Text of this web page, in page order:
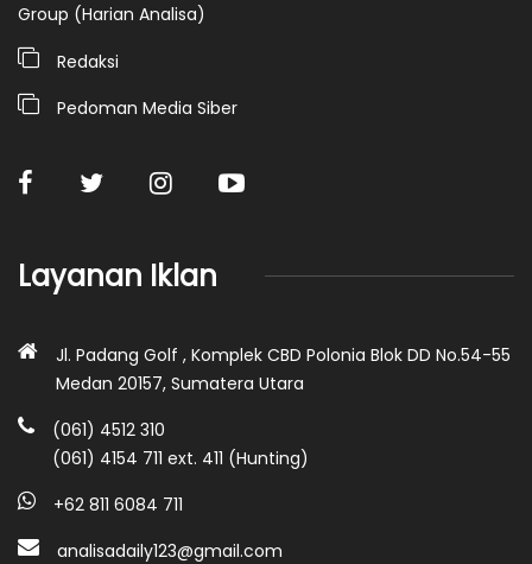
Group (Harian Analisa)
Redaksi
Pedoman Media Siber
Layanan Iklan
Jl. Padang Golf , Komplek CBD Polonia Blok DD No.54-55
Medan 20157, Sumatera Utara
(061) 4512 310
(061) 4154 711 ext. 411 (Hunting)
+62 811 6084 711
analisadaily123@gmail.com